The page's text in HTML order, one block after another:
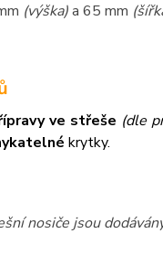
(výška)a 65 mm
ve střeše (dle
krytky.
nosiče jsou